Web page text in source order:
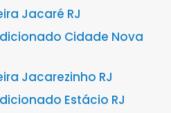
Jacaré RJ
Cidade Nova
Jacarezinho RJ
Estácio RJ